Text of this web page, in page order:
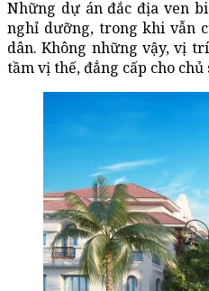
Những dự án đắc địa ven
nghỉ dưỡng, trong khi vẫn
dân. Không những vậy, vị
tầm vị thế, đẳng cấp cho chủ